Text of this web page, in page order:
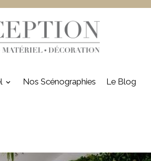
Nos Scénographies Le Blog